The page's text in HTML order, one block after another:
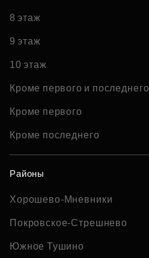
8 этаж
9 этаж
10 этаж
Кроме первого и последнего
Кроме первого
Кроме последнего
Районы
Хорошево-Мневники
Покровское-Стрешнево
Южное Тушино